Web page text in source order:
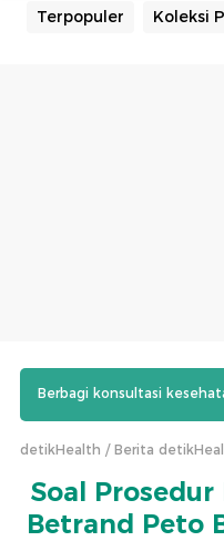
Terpopuler Koleksi
Berbagi konsultasi
detikHealth Berita
Soal
Betrand Peto